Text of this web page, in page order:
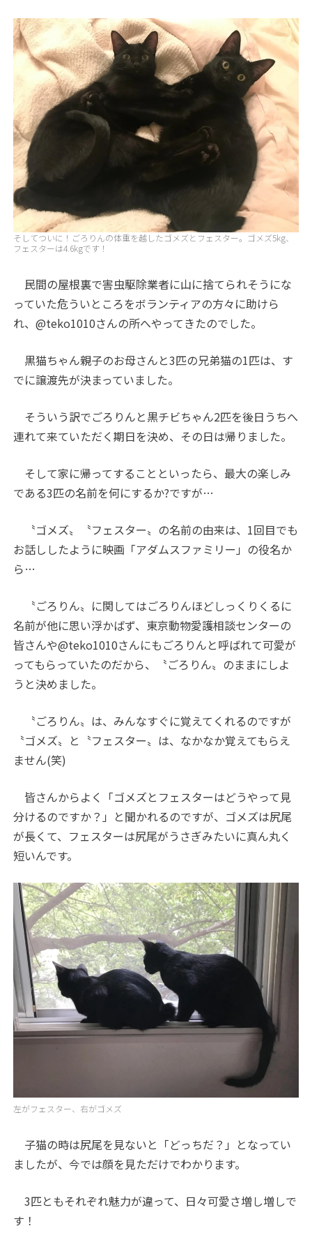
そしてついに！ごろりんの体重を越したゴメズとフェスター。ゴメズ5kg、
フェスターは4.6kgです！
民間の屋根裏で害虫駆除業者に山に捨てられそうにな
っていた危ういところをボランティアの方々に助けら
れ、@teko1010さんの所へやってきたのでした。
黒猫ちゃん親子のお母さんと3匹の兄弟猫の1匹は、す
でに譲渡先が決まっていました。
そういう訳でごろりんと黒チビちゃん2匹を後日うちへ
連れて来ていただく期日を決め、その日は帰りました。
そして家に帰ってすることといったら、最大の楽しみ
である3匹の名前を何にするか?ですが…
〝ゴメズ〟〝フェスター〟の名前の由来は、1回目でも
お話ししたように映画「アダムスファミリー」の役名か
ら…
〝ごろりん〟に関してはごろりんほどしっくりくるに
名前が他に思い浮かばず、東京動物愛護相談センターの
皆さんや@teko1010さんにもごろりんと呼ばれて可愛が
ってもらっていたのだから、〝ごろりん〟のままにしよ
うと決めました。
〝ごろりん〟は、みんなすぐに覚えてくれるのですが
〝ゴメズ〟と〝フェスター〟は、なかなか覚えてもらえ
ません(笑)
皆さんからよく「ゴメズとフェスターはどうやって見
分けるのですか？」と聞かれるのですが、ゴメズは尻尾
が長くて、フェスターは尻尾がうさぎみたいに真ん丸く
短いんです。
左がフェスター、右がゴメズ
子猫の時は尻尾を見ないと「どっちだ？」となってい
ましたが、今では顔を見ただけでわかります。
3匹ともそれぞれ魅力が違って、日々可愛さ増し増しで
す！